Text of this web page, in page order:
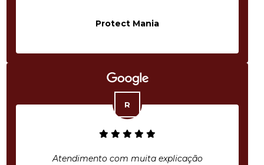
Protect Mania
Atendimento com muita explicação